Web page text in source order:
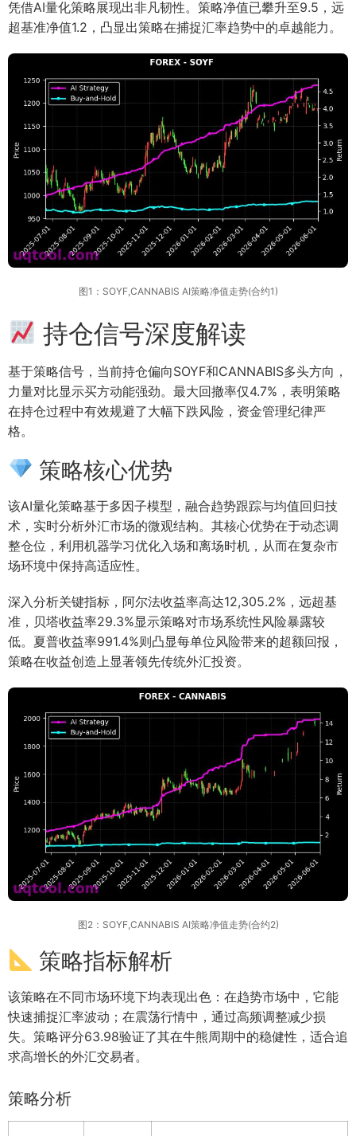
凭借AI量化策略展现出非凡韧性。策略净值已攀升至9.5，远
超基准净值1.2，凸显出策略在捕捉汇率趋势中的卓越能力。
图1：SOYF,CANNABIS AI策略净值走势(合约1)
持仓信号深度解读
基于策略信号，当前持仓偏向SOYF和CANNABIS多头方向，
力量对比显示买方动能强劲。最大回撤率仅4.7%，表明策略
在持仓过程中有效规避了大幅下跌风险，资金管理纪律严
格。
策略核心优势
该AI量化策略基于多因子模型，融合趋势跟踪与均值回归技
术，实时分析外汇市场的微观结构。其核心优势在于动态调
整仓位，利用机器学习优化入场和离场时机，从而在复杂市
场环境中保持高适应性。
深入分析关键指标，阿尔法收益率高达12,305.2%，远超基
准，贝塔收益率29.3%显示策略对市场系统性风险暴露较
低。夏普收益率991.4%则凸显每单位风险带来的超额回报，
策略在收益创造上显著领先传统外汇投资。
图2：SOYF,CANNABIS AI策略净值走势(合约2)
策略指标解析
该策略在不同市场环境下均表现出色：在趋势市场中，它能
快速捕捉汇率波动；在震荡行情中，通过高频调整减少损
失。策略评分63.98验证了其在牛熊周期中的稳健性，适合追
求高增长的外汇交易者。
策略分析